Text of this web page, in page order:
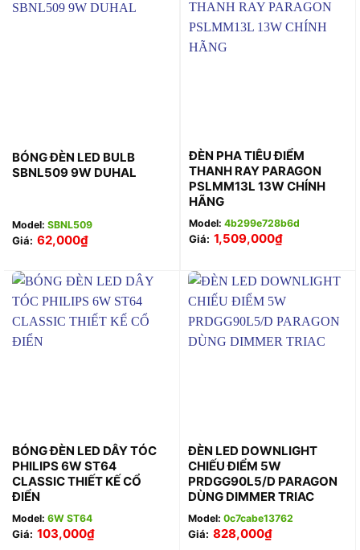
BÓNG ĐÈN LED BULB
SBNL509 9W DUHAL
Model: SBNL509
Giá: 62,000₫
ĐÈN PHA TIÊU ĐIỂM
THANH RAY PARAGON
PSLMM13L 13W CHÍNH
HÃNG
Model: 4b299e728b6d
Giá: 1,509,000₫
BÓNG ĐÈN LED DÂY TÓC
PHILIPS 6W ST64
CLASSIC THIẾT KẾ CỔ
ĐIỂN
Model: 6W ST64
Giá: 103,000₫
ĐÈN LED DOWNLIGHT
CHIẾU ĐIỂM 5W
PRDGG90L5/D PARAGON
DÙNG DIMMER TRIAC
Model: 0c7cabe13762
Giá: 828,000₫